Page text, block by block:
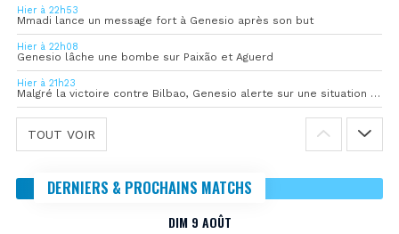
Hier à 22h53
Mmadi lance un message fort à Genesio après son but
Hier à 22h08
Genesio lâche une bombe sur Paixão et Aguerd
Hier à 21h23
Malgré la victoire contre Bilbao, Genesio alerte sur une situation « pas idéale »
TOUT VOIR
DERNIERS & PROCHAINS MATCHS
DIM 9 AOÛT